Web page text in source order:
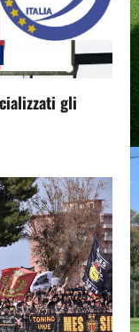
gli